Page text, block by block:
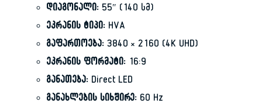
დიაგონალი:55″ (140 სმ)
ეკრანის ტიპი:HVA
გაფართოება:3840 × 2160 (4K UHD)
ეკრანის ფორმატი:16:9
განათება:Direct LED
განახლების სიხშირე: 60 Hz